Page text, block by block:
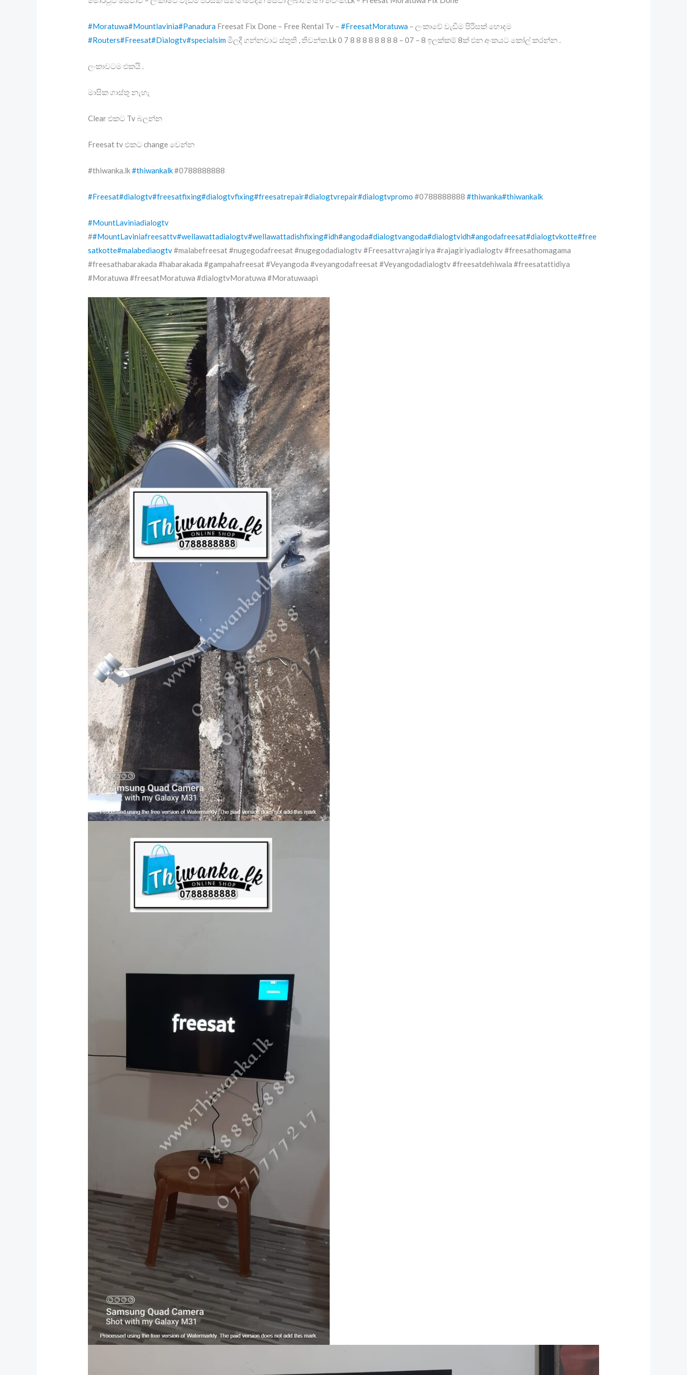
#Moratuwa#Mountlavinia#Panadura Freesat Fix Done – Free Rental Tv –#FreesatMoratuwa – ලංකාවේ වැඩිම පිරිසක් හොදම
#Routers#Freesat#Dialogtv#specialsimමිලදී ගන්නවාට ස්තුති , තිවන්ක.Lk 0 7 8 8 8 8 8 8 8 8 – 07 – 8 ඉලක්කම් 8ක් එන අංකයට කෝල් කරන්න .
ලංකාවටම එකයි .
මාසික ගාස්තු නැහැ
Clear එකට Tv බලන්න
Freesat tv එකට change වෙන්න
#thiwanka.lk#thiwankalk#0788888888
#Freesat#dialogtv#freesatfixing#dialogtvfixing#freesatrepair#dialogtvrepair#dialogtvpromo #0788888888#thiwanka#thiwankalk
#MountLaviniadialogtv
##MountLaviniafreesattv#wellawattadialogtv#wellawattadishfixing#idh#angoda#dialogtvangoda#dialogtvidh#angodafreesat#dialogtvkotte#free
satkotte#malabediaogtv#malabefreesat #nugegodafreesat #nugegodadialogtv #Freesattvrajagiriya #rajagiriyadialogtv #freesathomagama
#freesathabarakada #habarakada #gampahafreesat #Veyangoda #veyangodafreesat #Veyangodadialogtv #freesatdehiwala #freesatattidiya
#Moratuwa #freesatMoratuwa #dialogtvMoratuwa #Moratuwaapi